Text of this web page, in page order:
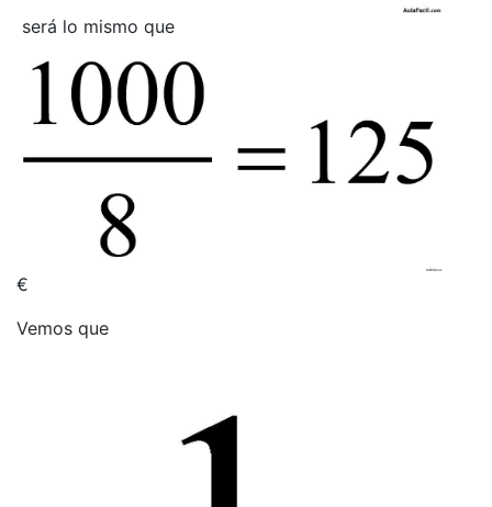
será lo mismo que
€
Vemos que